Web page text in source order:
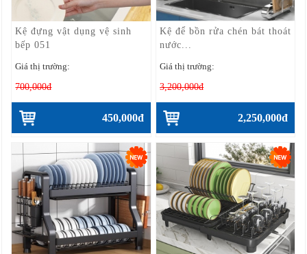
Kệ đựng vật dụng vệ sinh
bếp 051
Giá thị trường:
700,000đ
450,000đ
Kệ để bồn rửa chén bát thoát
nước...
Giá thị trường:
3,200,000đ
2,250,000đ